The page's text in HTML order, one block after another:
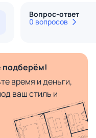
Вопрос-ответ
0 вопросов
подберём!
время и деньги,
ваш стиль и